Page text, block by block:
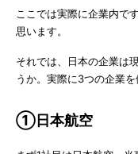
ここでは実際に企業内で
思います。
それでは、日本の企業は
うか。実際に3つの企業を
①日本航空